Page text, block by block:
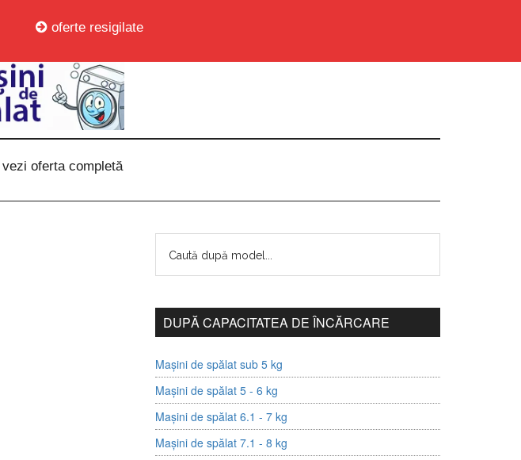
oferte resigilate
vezi oferta completă
DUPĂ CAPACITATEA DE ÎNCĂRCARE
Mașini de spălat sub 5 kg
Mașini de spălat 5 - 6 kg
Mașini de spălat 6.1 - 7 kg
Mașini de spălat 7.1 - 8 kg